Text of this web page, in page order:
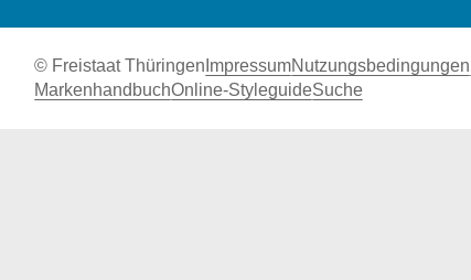
© Freistaat Thüringen ImpressumNutzungsbedingungen
MarkenhandbuchOnline-StyleguideSuche